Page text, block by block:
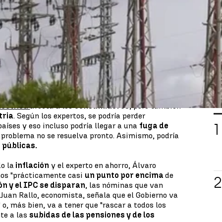
de la luz ha vuelto a registrar máximos
situado para en los140,23 eurosel megavatio
bate récord históricopor cuarto día
afecta a losconsumidores, pero también
. Según los expertos, se podría perder
y eso incluso podría llegar a una fuga de
no se resuelva pronto. Asimismo, podría
la inflación y el experto en ahorro, Álvaro
"prácticamente casi un punto por encimade
y el IPC se disparan, las nóminas que van
Rallo, economista, señala que el Gobierno va
o, más bien, va a tener que "rascar a todos los
a lassubidas de las pensiones y de los